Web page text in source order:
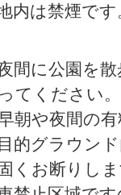
内は禁煙で
間に公園を
てください。
朝や夜間の
的グラウン
くお断りし